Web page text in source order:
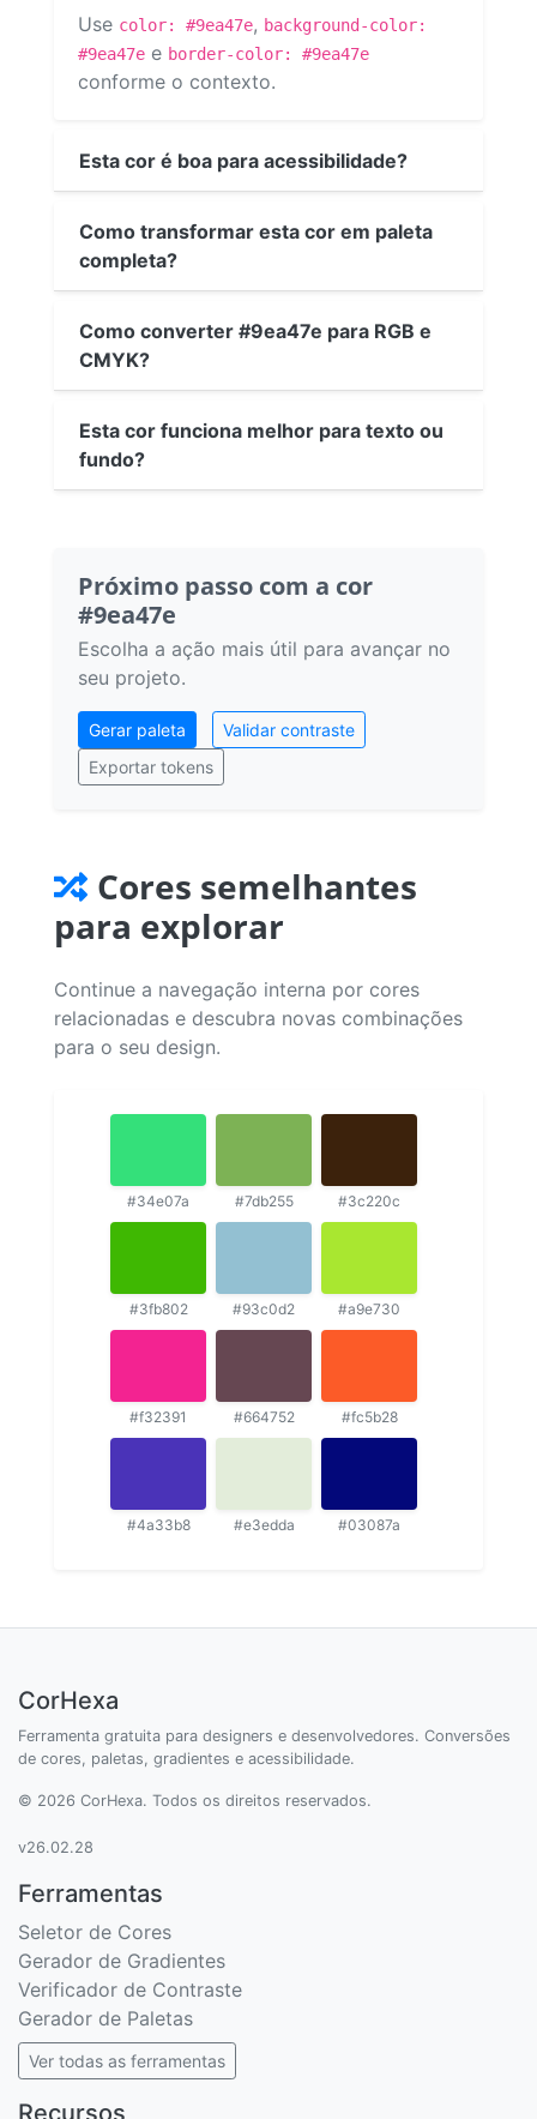
Use color: #9ea47e, background-color:
#9ea47e e border-color: #9ea47e
conforme o contexto.
Esta cor é boa para acessibilidade?
Como transformar esta cor em paleta
completa?
Como converter #9ea47e para RGB e
CMYK?
Esta cor funciona melhor para texto ou
fundo?
Próximo passo com a cor
#9ea47e
Escolha a ação mais útil para avançar no
seu projeto.
Gerar paleta
Validar contraste
Exportar tokens
Cores semelhantes
para explorar
Continue a navegação interna por cores
relacionadas e descubra novas combinações
para o seu design.
#34e07a #7db255 #3c220c
#3fb802 #93c0d2 #a9e730
#f32391 #664752 #fc5b28
#4a33b8 #e3edda #03087a
CorHexa
Ferramenta gratuita para designers e desenvolvedores. Conversões
de cores, paletas, gradientes e acessibilidade.
© 2026 CorHexa. Todos os direitos reservados.
v26.02.28
Ferramentas
Seletor de Cores
Gerador de Gradientes
Verificador de Contraste
Gerador de Paletas
Ver todas as ferramentas
Recursos